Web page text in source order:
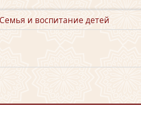
Семья и воспитание детей